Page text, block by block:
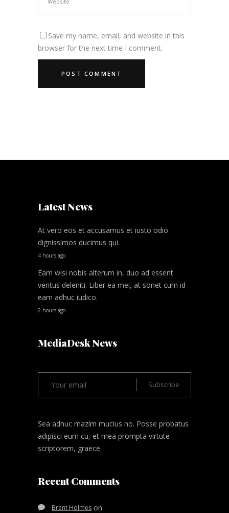
Save my name, email, and website in this
browser for the next time I comment.
Latest News
At vero eos et accusamus et iusto odio
dignissimos ducimus qui.
4 hours ago
Eam wisi nobis alterum in, duo ad essent
veritus deleniti. Liber ea mei, at sonet cum id
eam adhuc iudico.
2 hours ago
MediaDesk News
Sea adhuc mazim mucius no. Posse probatus
adipisci eum cu, et mea prompta virtute
scriptorem, graece.
Recent Comments
Brent Holmes on